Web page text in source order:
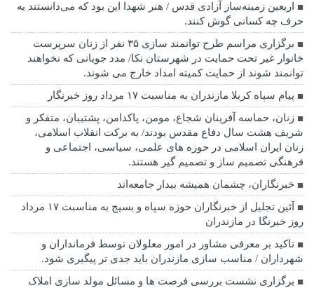
اربعین زمینه‌ساز آزادی قدس / هنر شهدا این بود که می‌دانستند به
حرف چه کسانی گوش کنند.
برگزاری مراسم طرح توانمند سازی ۳۵ نفر از زنان سرپرست
خانوار غیر تحت حمایت در شهرستان نکا/ مدد جویانی که نخواهند
توانمند شوند از حمایت کمیته امداد خارج می شوند.
پیام سپاه کربلا مازندران به مناسبت ۱۷ مرداد روز خبرنگار
زنان، حماسه آفرینان شجاع، مومن، پاکدامن، پشتیبان، متفکر و
شریف هشت سال دفاع مقدس بودند/ به برکت انقلاب اسلامی،
زنان ایران اسلامی در حوزه های علمی، سیاسی، اجتماعی و
فرهنگی تصمیم ساز و تصمیم گیر هستند.
خبرنگاران، چشمان همیشه بیدار جامعه‌اند
آئین تجلیل از خبرنگاران حوزه سپاه و بسیج به مناسبت ۱۷ مرداد
روز خبرنگا در مازندران
تاکید بر معرفی مشاور در امور معلولان توسط فرمانداران و
شهرداران / مناسب سازی مازندران باید جدی تر پیگیری شود.
برگزاری نشست بررسی فرصت ها و مسائل مولد سازی املاک